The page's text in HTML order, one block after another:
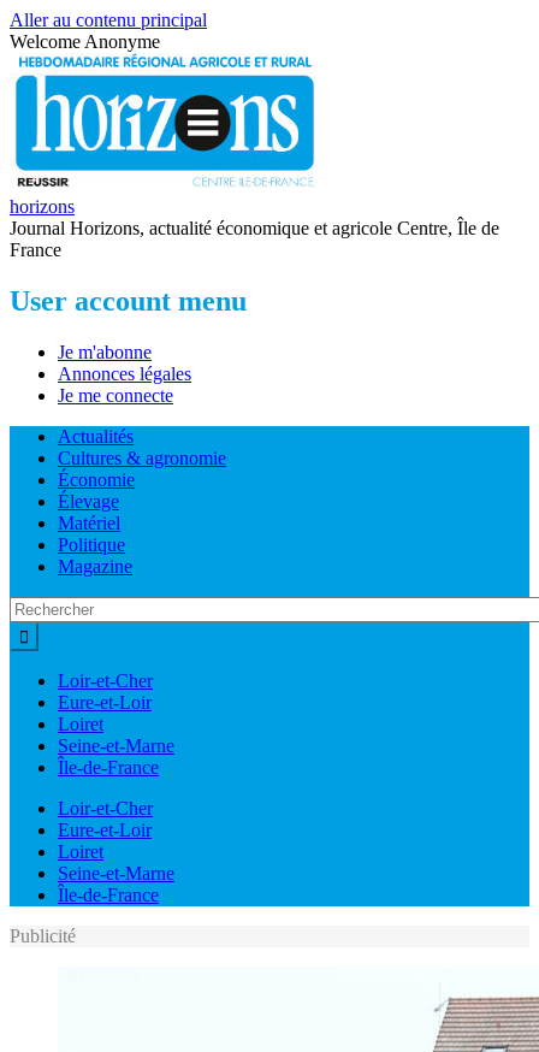
Aller au contenu principal
Welcome Anonyme
horizons
Journal Horizons, actualité économique et agricole Centre, Île de
France
User account menu
Je m'abonne
Annonces légales
Je me connecte
Actualités
Cultures & agronomie
Économie
Élevage
Matériel
Politique
Magazine
Loir-et-Cher
Eure-et-Loir
Loiret
Seine-et-Marne
Île-de-France
Loir-et-Cher
Eure-et-Loir
Loiret
Seine-et-Marne
Île-de-France
Publicité